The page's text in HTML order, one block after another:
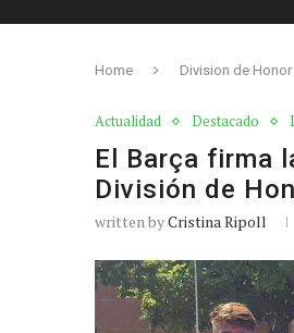
Home Division de Honor
Actualidad Destacado
El Barça firma
División de
written byCristina Ripoll